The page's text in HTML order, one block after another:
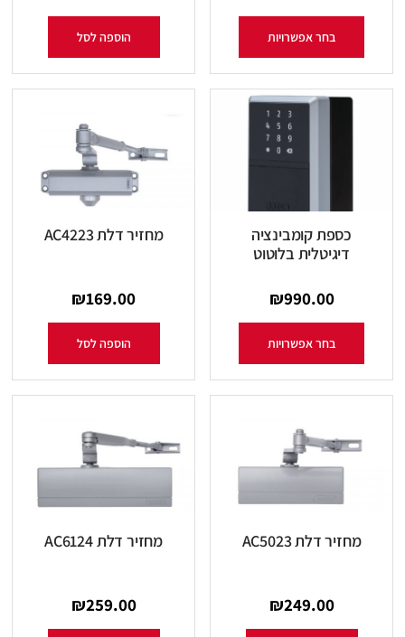
בחר אפשרויות הוספה לסל
כספת קומבינציה
דיגיטלית בלוטוט
₪990.00
בחר אפשרויות
מחזיר דלת AC4223
₪169.00
הוספה לסל
מחזיר דלת AC5023
₪249.00
מחזיר דלת AC6124
₪259.00